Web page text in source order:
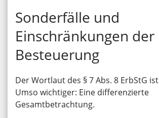
Sonderfälle und
Einschränkungen der
Besteuerung
Der Wortlaut des § 7 Abs. 8 ErbStG
Umso wichtiger: Eine differenzierte
Gesamtbetrachtung.